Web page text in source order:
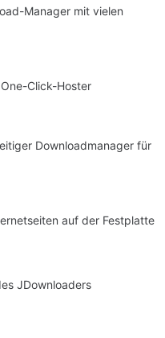
Manager mit vielen
Click-Hoster
Downloadmanager für
auf der Festplatte
JDownloaders